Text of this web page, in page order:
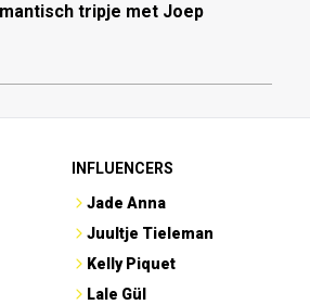
tripje met Joep
INFLUENCERS
Jade Anna
Juultje Tieleman
Kelly Piquet
Lale Gül